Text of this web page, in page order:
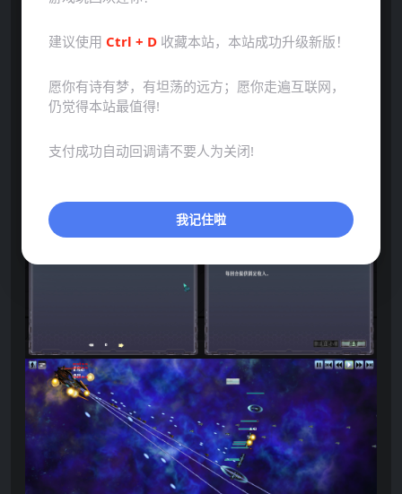
建议使用 Ctrl + D 收藏本站，本站成功升级新版！
愿你有诗有梦，有坦荡的远方；愿你走遍互联网，
仍觉得本站最值得!
支付成功自动回调请不要人为关闭!
我记住啦